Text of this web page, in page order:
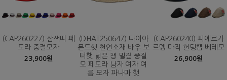
(CAP260227) 삼색띠 페
도라 중절모자
23,900원
(DHAT250647) 다이아
몬드햇 천연소재 바우 보
터햇 넓은 챙 밀짚 중절
모 페도라 남자 여자 여
름 모자 파나마 햇
(CAP260240) 피에르가
르뎅 마직 헌팅캡 베레모
26,900원